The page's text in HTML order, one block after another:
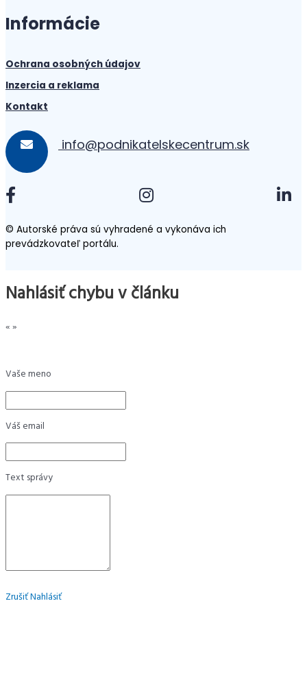
Informácie
Ochrana osobných údajov
Inzercia a reklama
Kontakt
info@podnikatelskecentrum.sk
© Autorské práva sú vyhradené a vykonáva ich
prevádzkovateľ portálu.
Nahlásiť chybu v článku
«»
Vaše meno
Váš email
Text správy
ZrušiťNahlásiť